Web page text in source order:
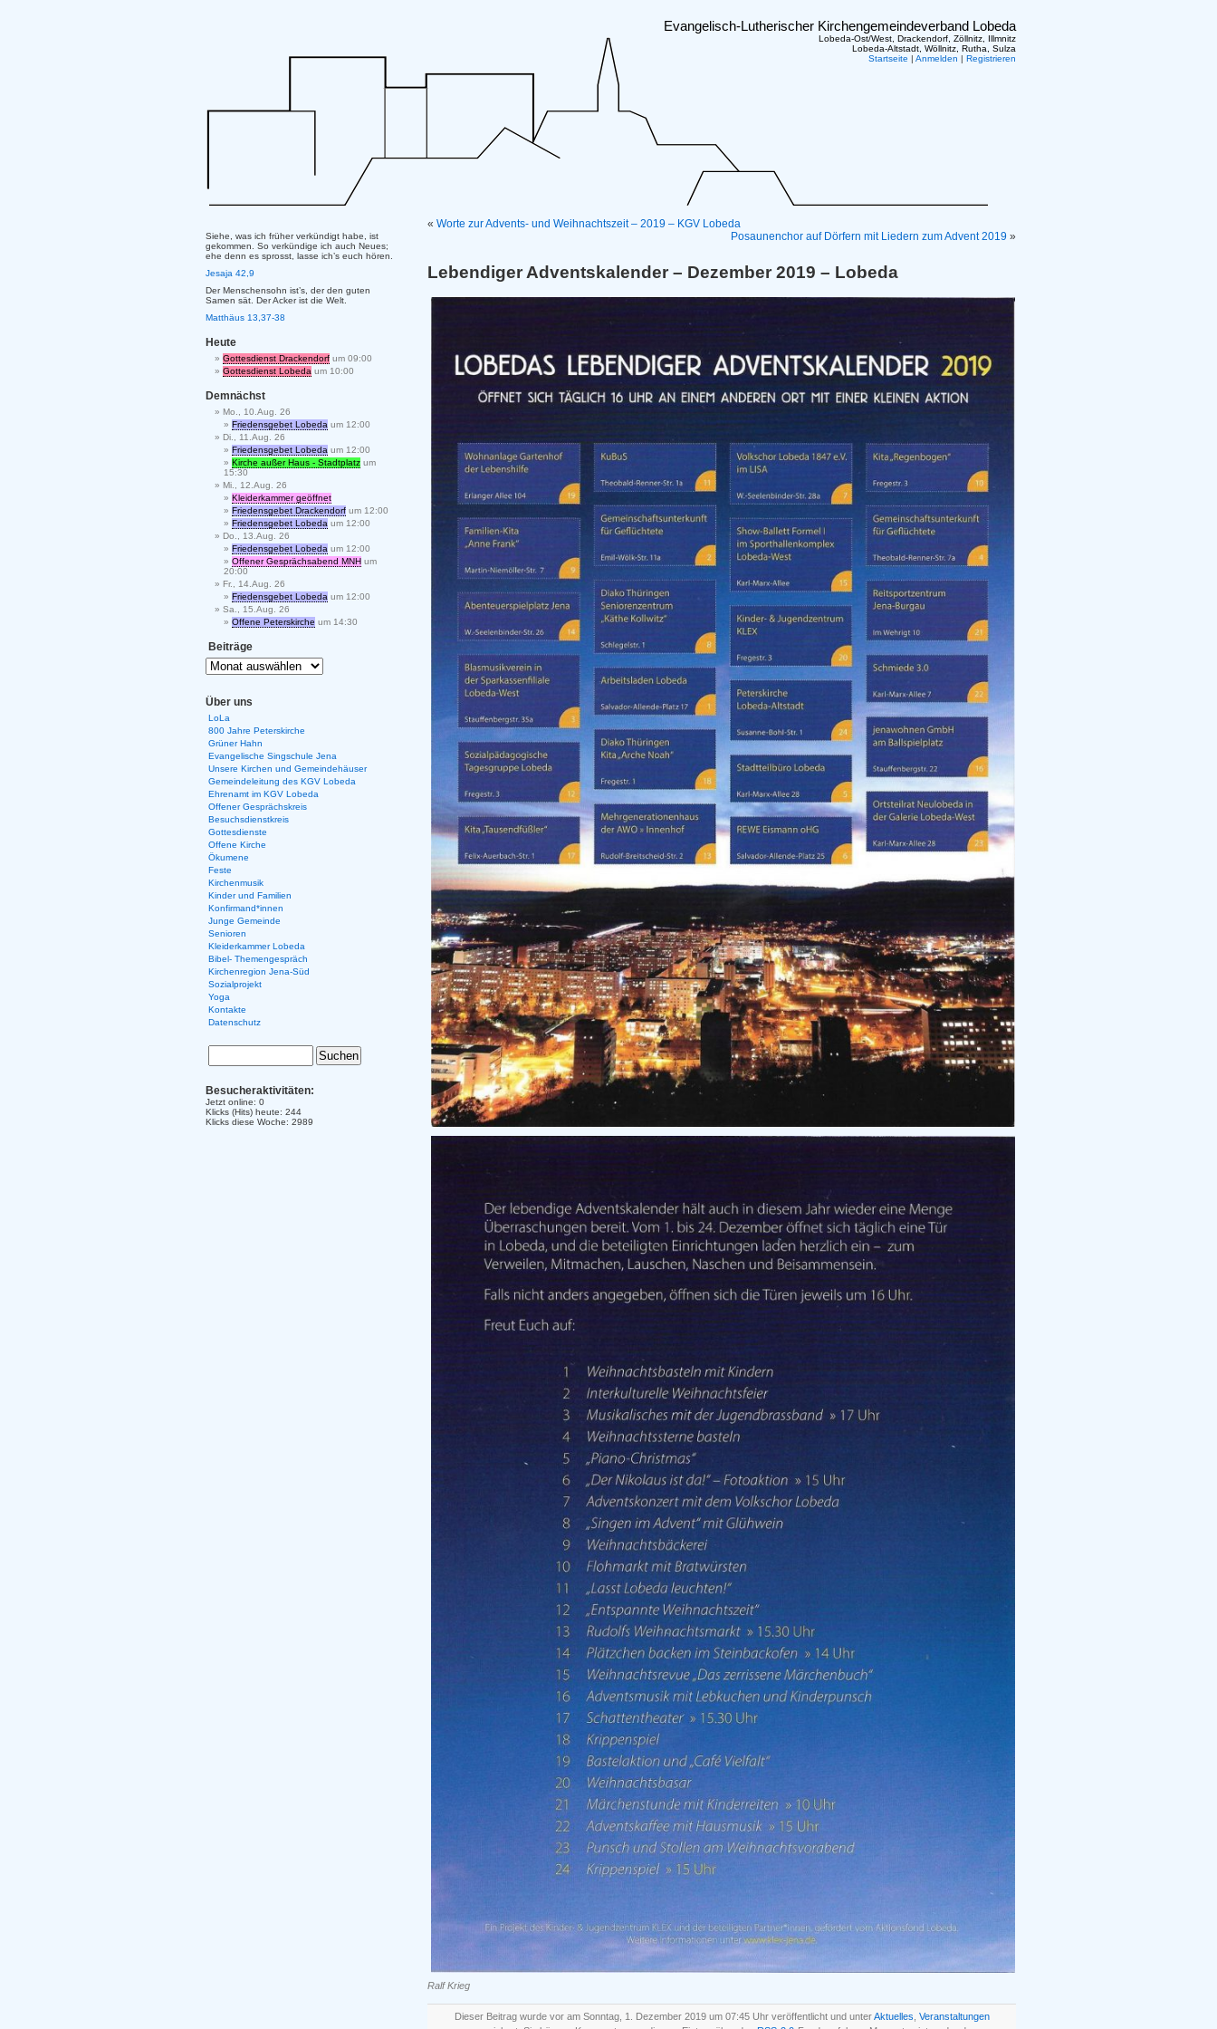
Evangelisch-Lutherischer Kirchengemeindeverband Lobeda
Lobeda-Ost/West, Drackendorf, Zöllnitz, Illmnitz
Lobeda-Altstadt, Wöllnitz, Rutha, Sulza
Startseite | Anmelden | Registrieren
« Worte zur Advents- und Weihnachtszeit – 2019 – KGV Lobeda
Posaunenchor auf Dörfern mit Liedern zum Advent 2019 »
Lebendiger Adventskalender – Dezember 2019 – Lobeda
Ralf Krieg
Dieser Beitrag wurde vor am Sonntag, 1. Dezember 2019 um 07:45 Uhr veröffentlicht und unterAktuelles Veranstaltungen
Siehe, was ich früher verkündigt habe, ist
gekommen. So verkündige ich auch Neues;
ehe denn es sprosst, lasse ich’s euch hören.
Jesaja 42,9
Der Menschensohn ist’s, der den guten
Samen sät. Der Acker ist die Welt.
Matthäus 13,37-38
Heute
Gottesdienst Drackendorf um 09:00
Gottesdienst Lobeda um 10:00
Demnächst
Mo., 10.Aug. 26
Friedensgebet Lobeda um 12:00
Di., 11.Aug. 26
Friedensgebet Lobeda um 12:00
Kirche außer Haus - Stadtplatz um
15:30
Mi., 12.Aug. 26
Kleiderkammer geöffnet
Friedensgebet Drackendorf um 12:00
Friedensgebet Lobeda um 12:00
Do., 13.Aug. 26
Friedensgebet Lobeda um 12:00
Offener Gesprächsabend MNH um
20:00
Fr., 14.Aug. 26
Friedensgebet Lobeda um 12:00
Sa., 15.Aug. 26
Offene Peterskirche um 14:30
Beiträge
Über uns
LoLa
800 Jahre Peterskirche
Grüner Hahn
Evangelische Singschule Jena
Unsere Kirchen und Gemeindehäuser
Gemeindeleitung des KGV Lobeda
Ehrenamt im KGV Lobeda
Offener Gesprächskreis
Besuchsdienstkreis
Gottesdienste
Offene Kirche
Ökumene
Feste
Kirchenmusik
Kinder und Familien
Konfirmand*innen
Junge Gemeinde
Senioren
Kleiderkammer Lobeda
Bibel- Themengespräch
Kirchenregion Jena-Süd
Sozialprojekt
Yoga
Kontakte
Datenschutz
Besucheraktivitäten:
Jetzt online: 0
Klicks (Hits) heute: 244
Klicks diese Woche: 2989